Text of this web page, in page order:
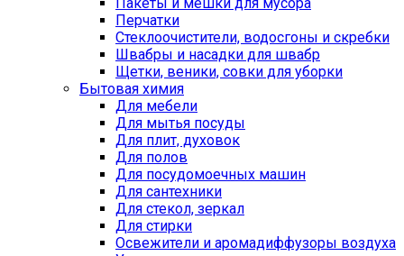
Пакеты и мешки для мусора
Перчатки
Стеклоочистители, водосгоны и скребки
Швабры и насадки для швабр
Щетки, веники, совки для уборки
Бытовая химия
Для мебели
Для мытья посуды
Для плит, духовок
Для полов
Для посудомоечных машин
Для сантехники
Для стекол, зеркал
Для стирки
Освежители и аромадиффузоры воздуха